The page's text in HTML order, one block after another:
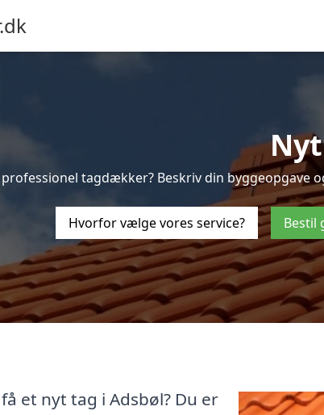
tagdækker? Beskriv din
Hvorfor vælge vores service? Bestil
et nyt tag i Adsbøl? Du er